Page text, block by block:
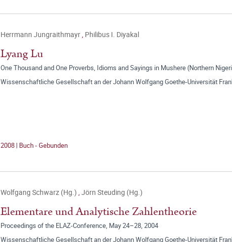
Herrmann Jungraithmayr, Philibus I. Diyakal
Lyang Lu
One Thousand and One Proverbs, Idioms and Sayings in Mushere (Northern
Wissenschaftliche Gesellschaft an der Johann Wolfgang Goethe-Universität
2008 | Buch - Gebunden
Wolfgang Schwarz (Hg.) ,Jörn Steuding (Hg.)
Elementare und Analytische Zahlentheorie
Proceedings of the ELAZ-Conference, May 24–28, 2004
Wissenschaftliche Gesellschaft an der Johann Wolfgang Goethe-Universität